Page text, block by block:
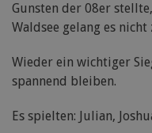
Gunsten der 08er
Waldsee gelang es
Wieder ein wichtiger
spannend bleiben.
Es spielten: Julian,